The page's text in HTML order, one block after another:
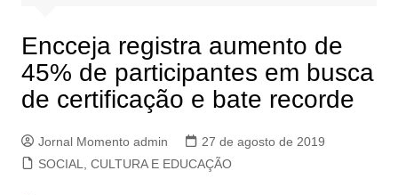
Encceja registra aumento de
45% de participantes em busca
de certificação e bate recorde
Jornal Momento admin
27 de agosto de 2019
SOCIAL, CULTURA E EDUCAÇÃO